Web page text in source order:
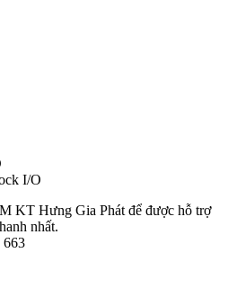
I/O
KT Hưng Gia Phát để được hỗ trợ
nhất.
663